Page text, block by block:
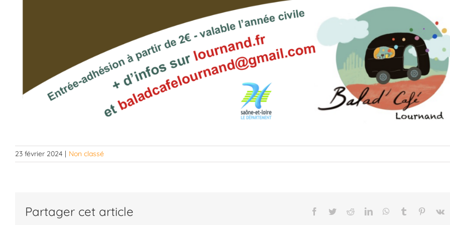
23 février 2024 | Non classé
Partager cet article Facebook
TwitterRedditLinkedInWhatsApp
Tumblr Pinterest
Vk